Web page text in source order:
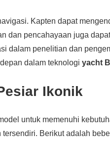
Kapten dapat
dan pencahayaan juga
dalam penelitian dan
dalam teknologiyacht
Ikonik
untuk memenuhi
Berikut adalah